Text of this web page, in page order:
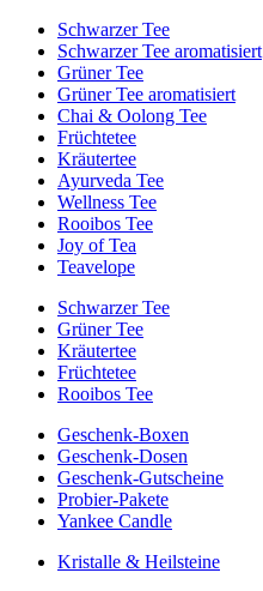
Schwarzer Tee
Schwarzer Tee aromatisiert
Grüner Tee
Grüner Tee aromatisiert
Chai & Oolong Tee
Früchtetee
Kräutertee
Ayurveda Tee
Wellness Tee
Rooibos Tee
Joy of Tea
Teavelope
Schwarzer Tee
Grüner Tee
Kräutertee
Früchtetee
Rooibos Tee
Geschenk-Boxen
Geschenk-Dosen
Geschenk-Gutscheine
Probier-Pakete
Yankee Candle
Kristalle & Heilsteine